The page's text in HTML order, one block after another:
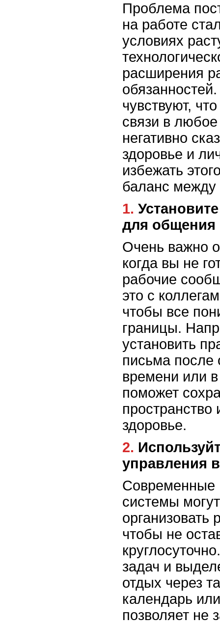
Проблема
на работе
условиях
расширения
чувствуют,
связи в
негативно
здоровье и
избежать
баланс между
1. Установите чёткие границы
для общения
Очень важно
когда вы не
рабочие
это с
чтобы все
границы.
установить
письма после
времени или
поможет
пространство
здоровье.
2. Используйте инструменты для
управления
Современные
системы
организовать
чтобы не
задач и
отдых через
календарь
позволяет не